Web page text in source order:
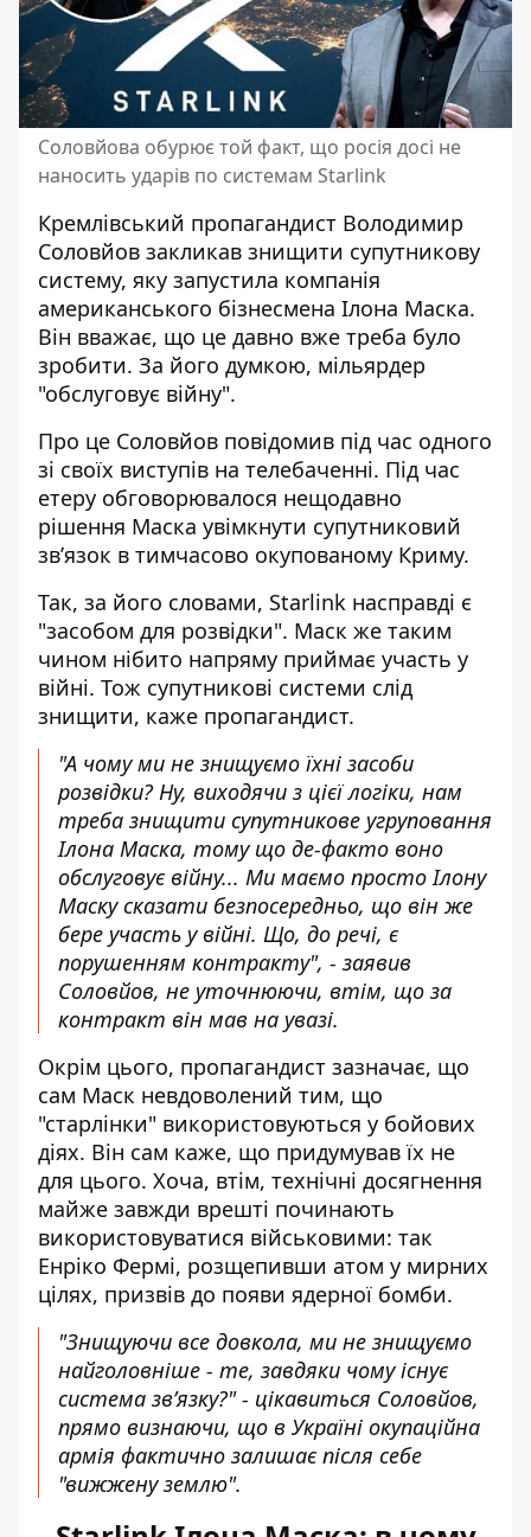
Соловйова обурює той факт, що росія досі не
наносить ударів по системам Starlink
Кремлівський пропагандист Володимир
Соловйов закликав знищити супутникову
систему, яку запустила компанія
американського бізнесмена Ілона Маска.
Він вважає, що це давно вже треба було
зробити. За його думкою, мільярдер
"обслуговує війну".
Про це Соловйов повідомив під час одного
зі своїх виступів на телебаченні. Під час
етеру обговорювалося нещодавно
рішення Маска увімкнути супутниковий
зв’язок в тимчасово окупованому Криму.
Так, за його словами, Starlink насправді є
"засобом для розвідки". Маск же таким
чином нібито напряму приймає участь у
війні. Тож супутникові системи слід
знищити, каже пропагандист.
"А чому ми не знищуємо їхні засоби
розвідки? Ну, виходячи з цієї логіки, нам
треба знищити супутникове угруповання
Ілона Маска, тому що де-факто воно
обслуговує війну... Ми маємо просто Ілону
Маску сказати безпосередньо, що він же
бере участь у війні. Що, до речі, є
порушенням контракту", - заявив
Соловйов, не уточнюючи, втім, що за
контракт він мав на увазі.
Окрім цього, пропагандист зазначає, що
сам Маск невдоволений тим, що
"старлінки" використовуються у бойових
діях. Він сам каже, що придумував їх не
для цього. Хоча, втім, технічні досягнення
майже завжди врешті починають
використовуватися військовими: так
Енріко Фермі, розщепивши атом у мирних
цілях, призвів до появи ядерної бомби.
"Знищуючи все довкола, ми не знищуємо
найголовніше - те, завдяки чому існує
система зв’язку?" - цікавиться Соловйов,
прямо визнаючи, що в Україні окупаційна
армія фактично залишає після себе
"вижжену землю".